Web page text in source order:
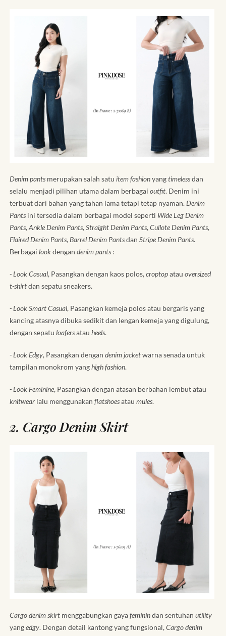
Denim pants merupakan salah satu item fashionyangtimelessdan
selalu menjadi pilihan utama dalam berbagai outfit. Denim ini
terbuat dari bahan yang tahan lama tetapi tetap nyaman.Denim
Pants ini tersedia dalam berbagai model seperti Wide Leg Denim
Pants,Ankle Denim Pants,Straight Denim Pants,Cullote Denim Pants,
Flaired Denim Pants,Barrel Denim Pantsdan Stripe Denim Pants.
Berbagai lookdengan denim pants :
- Look Casual, Pasangkan dengan kaos polos,croptopatau oversized
t-shirtdan sepatu sneakers.
- Look Smart Casual, Pasangkan kemeja polos atau bergaris yang
kancing atasnya dibuka sedikit dan lengan kemeja yang digulung,
dengan sepatu loafersatau heels.
- Look Edgy, Pasangkan dengan denim jacketwarna senada untuk
tampilan monokrom yanghigh fashion.
- Look Feminine, Pasangkan dengan atasan berbahan lembut atau
knitwear lalu menggunakan flatshoesatau mules.
2. Cargo Denim Skirt
Cargo denim skirt menggabungkan gayafeminindan sentuhan utility
yangedgy. Dengan detail kantong yang fungsional,Cargo denim